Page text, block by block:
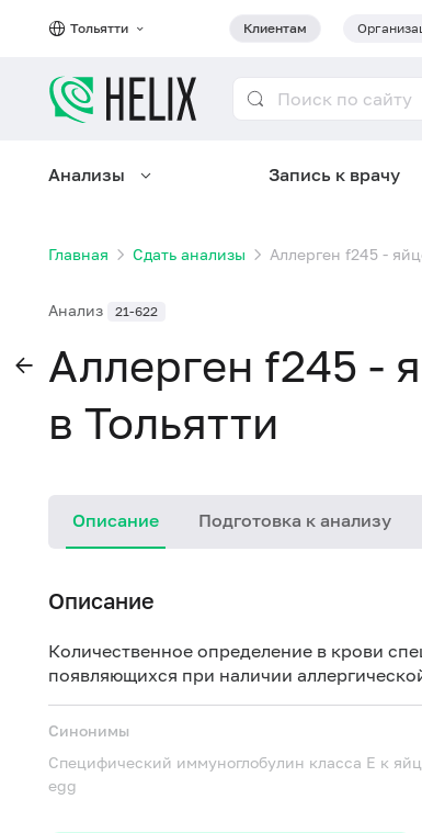
Тольятти Клиентам
Анализы Запись к врачу
Главная Сдать анализы Аллерген f245 -
Анализ 21-622
Аллерген f245 -
в Тольятти
Описание Подготовка к анализу
Описание
Количественное определение в крови
появляющихся при наличии
Синонимы
Специфический иммуноглобулин класса Е к
egg